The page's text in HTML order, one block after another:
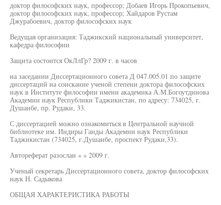
доктор философских наук, профессор; Добаев Игорь Прокопьевич,
доктор философских наук, профессор; Хайдаров Рустам
Джурабоевич, доктор философских наук
Ведущая организация: Таджикский национальный университет,
кафедра философии
Защита состоится ОкЛлГр? 2009 г. в часов
на заседании Диссертационного совета Д 047.005.01 по защите
диссертаций на соискание ученой степени доктора философских
наук в Институте философии имени академика А.М.Богоутдинова
Академии наук Республики Таджикистан, по адресу: 734025, г.
Душанбе, пр. Рудаки, 33.
С диссертацией можно ознакомиться в Центральной научной
библиотеке им. Индиры Ганды Академии наук Республики
Таджикистан (734025, г.Душанбе, проспект Рудаки,33).
Автореферат разослан « » 2009 г.
Ученый секретарь Диссертационного совета, доктор философских
наук Н. Садыкова
ОБЩАЯ ХАРАКТЕРИСТИКА РАБОТЫ